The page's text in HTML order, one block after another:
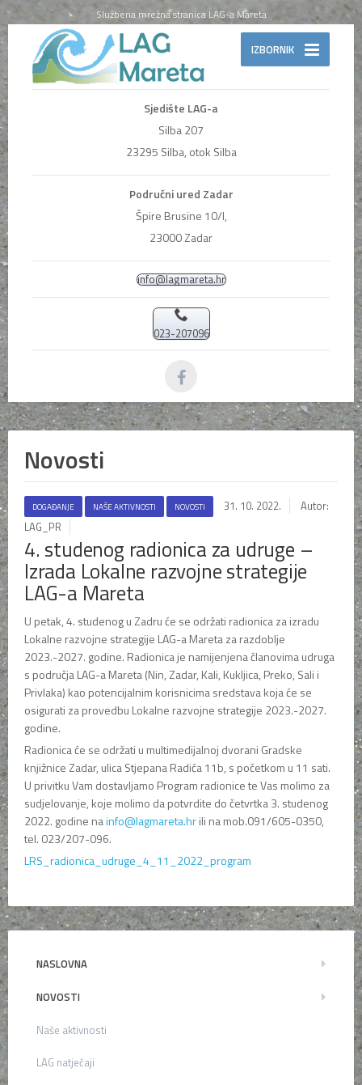
Službena mrežna stranica LAG-a Mareta
IZBORNIK
Sjedište LAG-a
Silba 207
23295 Silba, otok Silba
Područni ured Zadar
Špire Brusine 10/I,
23000 Zadar
info@lagmareta.hr
023-207096
Novosti
DOGAĐANJE NAŠE AKTIVNOSTI NOVOSTI 31. 10. 2022.
Autor:
LAG_PR
4. studenog radionica za udruge –
Izrada Lokalne razvojne strategije
LAG-a Mareta
U petak, 4. studenog u Zadru će se održati radionica za izradu
Lokalne razvojne strategije LAG-a Mareta za razdoblje
2023.-2027. godine. Radionica je namijenjena članovima udruga
s područja LAG-a Mareta (Nin, Zadar, Kali, Kukljica, Preko, Sali i
Privlaka) kao potencijalnim korisnicima sredstava koja će se
osigurati za provedbu Lokalne razvojne strategije 2023.-2027.
godine.
Radionica će se održati u multimedijalnoj dvorani Gradske
knjižnice Zadar, ulica Stjepana Radića 11b, s početkom u 11 sati.
U privitku Vam dostavljamo Program radionice te Vas molimo za
sudjelovanje, koje molimo da potvrdite do četvrtka 3. studenog
2022. godine nainfo@lagmareta.hrili na mob.091/605-0350,
tel. 023/207-096.
LRS_radionica_udruge_4_11_2022_program
NASLOVNA
NOVOSTI
Naše aktivnosti
LAG natječaji